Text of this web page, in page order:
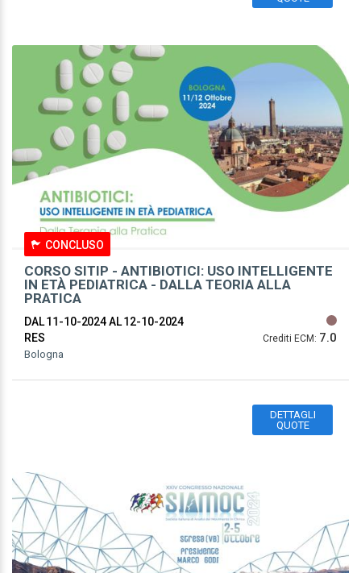
CONCLUSO
CORSO SITIP - ANTIBIOTICI: USO INTELLIGENTE
IN ETÀ PEDIATRICA - DALLA TEORIA ALLA
PRATICA
DAL 11-10-2024AL 12-10-2024
RES
Crediti ECM: 7.0
Bologna
DETTAGLI
QUOTE